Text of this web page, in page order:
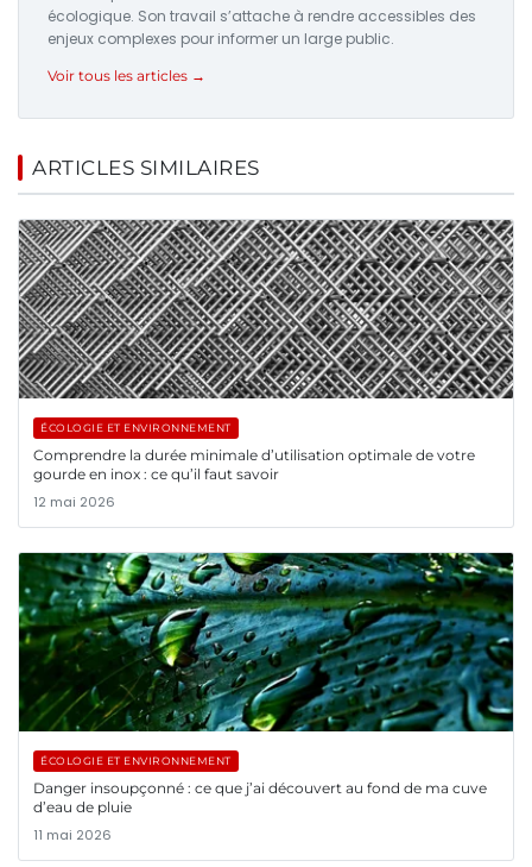
écologique. Son travail s’attache à rendre accessibles des
enjeux complexes pour informer un large public.
Voir tous les articles →
ARTICLES SIMILAIRES
ÉCOLOGIE ET ENVIRONNEMENT
Comprendre la durée minimale d’utilisation optimale de votre
gourde en inox : ce qu’il faut savoir
12 mai 2026
ÉCOLOGIE ET ENVIRONNEMENT
Danger insoupçonné : ce que j’ai découvert au fond de ma cuve
d’eau de pluie
11 mai 2026